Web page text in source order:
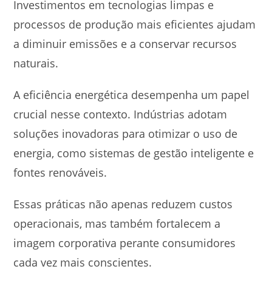
Investimentos em tecnologias limpas e
processos de produção mais eficientes ajudam
a diminuir emissões e a conservar recursos
naturais.
A eficiência energética desempenha um papel
crucial nesse contexto. Indústrias adotam
soluções inovadoras para otimizar o uso de
energia, como sistemas de gestão inteligente e
fontes renováveis.
Essas práticas não apenas reduzem custos
operacionais, mas também fortalecem a
imagem corporativa perante consumidores
cada vez mais conscientes.